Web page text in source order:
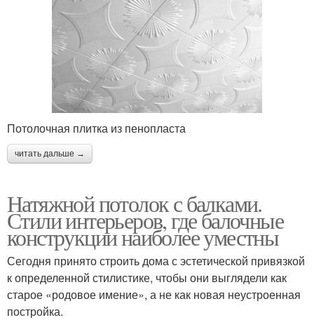
Потолочная плитка из пенопласта
читать дальше →
Натяжной потолок с балками.
Стили интерьеров, где балочные
конструкции наиболее уместны
Сегодня принято строить дома с эстетической привязкой
к определенной стилистике, чтобы они выглядели как
старое «родовое имение», а не как новая неустроенная
постройка.